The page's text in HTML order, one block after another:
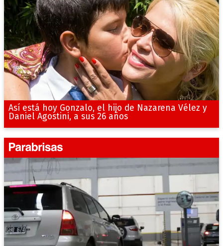
Así está hoy Gonzalo, el hijo de Nazarena Vélez y
Daniel Agostini, a sus 26 años